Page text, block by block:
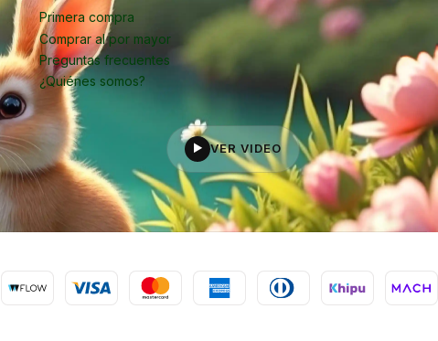
Primera compra
Comprar al por mayor
Preguntas frecuentes
¿Quiénes somos?
▶ VER VIDEO